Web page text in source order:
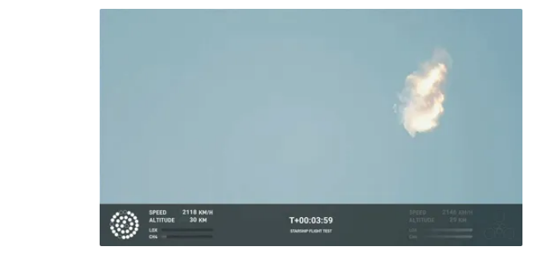
危。其中，在艾爾半島（Eyre Peninsula）的亞種僅剩750隻，分布在11個
批准「南方發射」（Southern Launch）在威爾斯灣建造永久火箭發射基地
時，保育人士十分擔憂。南方鶓鷯鶯生活在石楠地（heathlands），擅長